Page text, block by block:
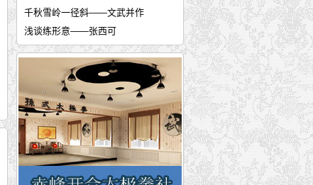
千秋雪岭一径斜——文武并作
浅谈练形意——张西可
张西可答网友问
形意拳技击——张西可
中航工业制造所太极协会担纲北京
梁漱溟与《拳意述真》两则—施勇
传承精艺扬四海 弘扬太极耀九州—
民国十八年，孙祖禄堂公逸文《拳
太极非遗传承人——霍培林
《孙式太极拳道功研究》前言——张